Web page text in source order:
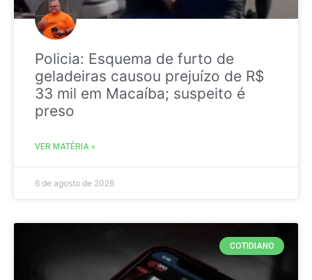
Policia: Esquema de furto de
geladeiras causou prejuízo de R$
33 mil em Macaíba; suspeito é
preso
VER MATÉRIA »
6 de agosto de 2026
COTIDIANO